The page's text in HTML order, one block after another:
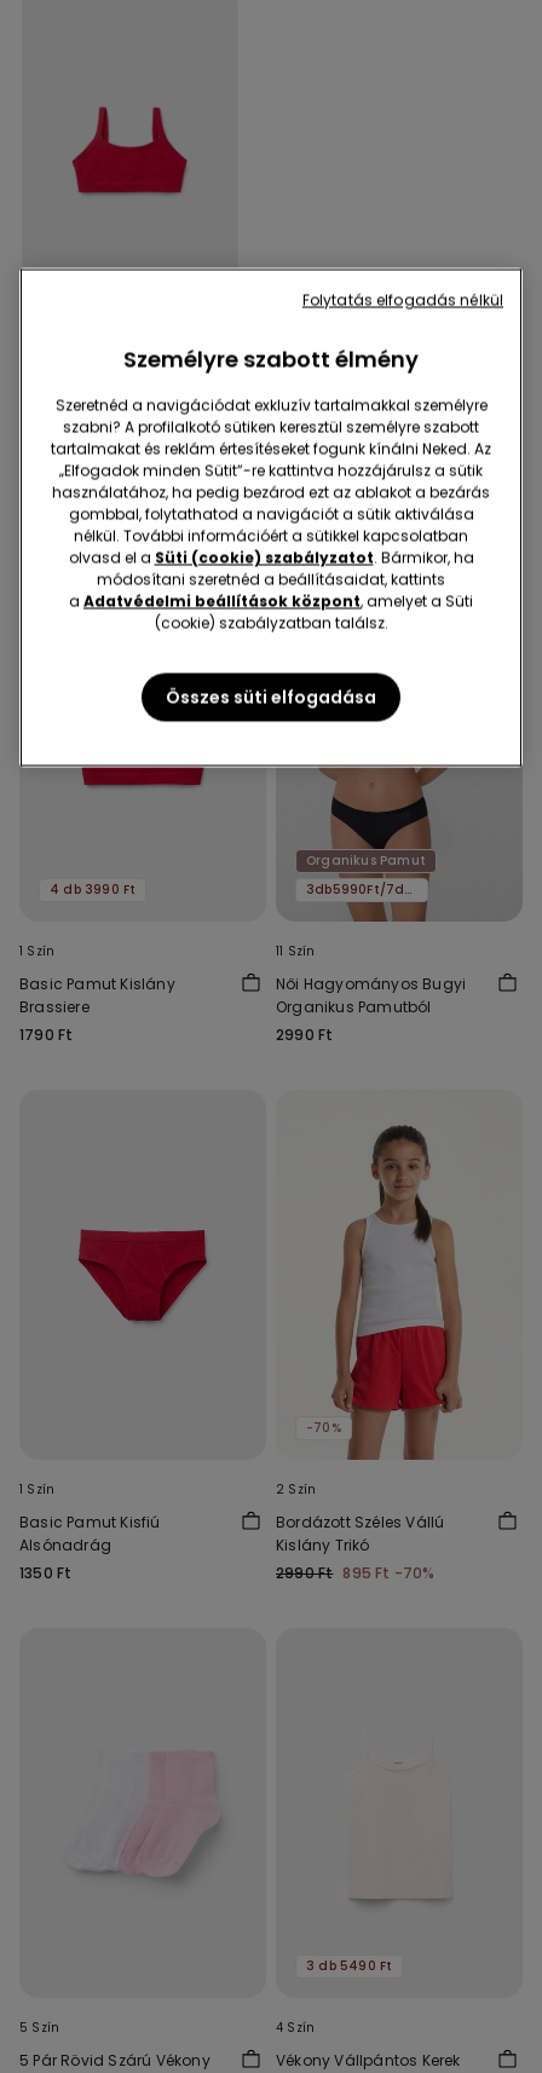
Basic Pamut Kislány
1790 Ft
Ezek is tetszeni fognak!
4 db 3990 Ft
1 Szín
Basic Pamut Kislány
Brassiere
1790 Ft
Organikus Pamut
3db5990Ft/7db11590Ft
11 Szín
Női Hagyományos Bugyi
Organikus Pamutból
2990 Ft
1 Szín
Basic Pamut Kisfiú
Alsónadrág
1350 Ft
-70%
2 Szín
Bordázott Széles Vállú
Kislány Trikó
2990 Ft 895 Ft -70%
5 Szín
5 Pár Rövid Szárú Vékony
3 db 5490 Ft
4 Szín
Vékony Vállpántos Kerek
Személyre szabott élmény
Szeretnéd a navigációdat exkluzív tartalmakkal személyre
szabni? A profilalkotó sütiken keresztül személyre szabott
tartalmakat és reklám értesítéseket fogunk kínálni Neked. Az
„Elfogadok minden Sütit”-re kattintva hozzájárulsz a sütik
használatához, ha pedig bezárod ezt az ablakot a bezárás
gombbal, folytathatod a navigációt a sütik aktiválása
nélkül. További információért a sütikkel kapcsolatban
olvasd el a Süti (cookie) szabályzatot. Bármikor, ha
módosítani szeretnéd a beállításaidat, kattints
a Adatvédelmi beállítások központ, amelyet a Süti
(cookie) szabályzatban találsz.
Összes süti elfogadása
Folytatás elfogadás nélkül